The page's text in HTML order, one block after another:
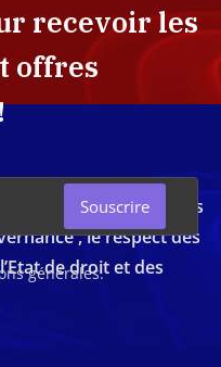
recevoir les
offres
générales.
Souscrire
engagé dans
, le respect des
de droit et des